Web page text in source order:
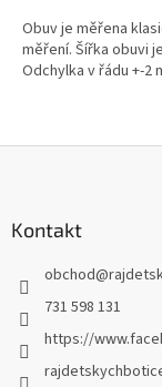
Obuv je měřena
měření. Šířka obuvi
Odchylka v řádu +-2
Kontakt
obchod@
731 598 131
https://